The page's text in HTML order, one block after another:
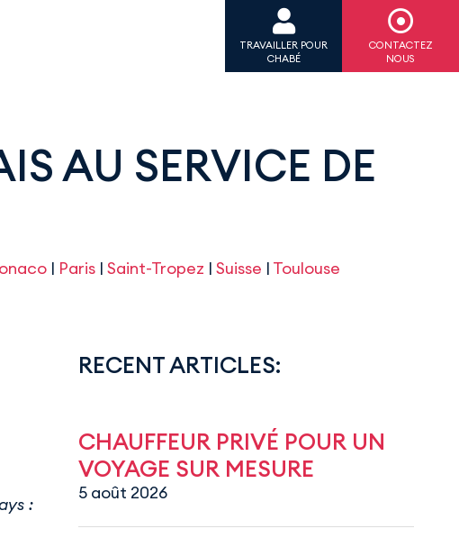
TRAVAILLER POUR
CHABÉ
CONTACTEZ
NOUS
AU SERVICE DE
| Paris | Saint-Tropez | Suisse | Toulouse
:
RECENT ARTICLES:
CHAUFFEUR PRIVÉ POUR UN
VOYAGE SUR MESURE
5 août 2026